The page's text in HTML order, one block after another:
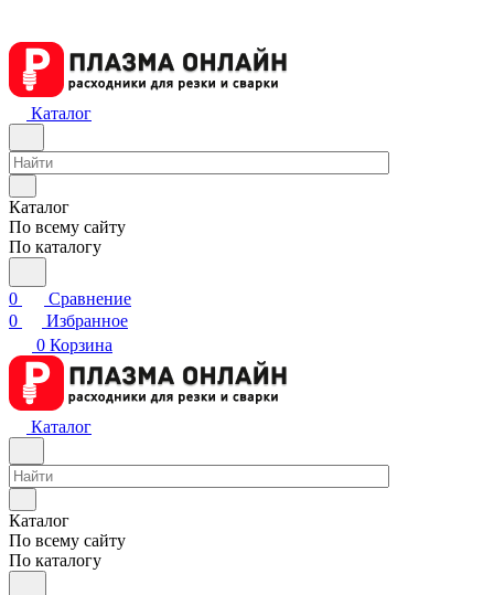
Каталог
Каталог
По всему сайту
По каталогу
0
Сравнение
0
Избранное
0 Корзина
Каталог
Каталог
По всему сайту
По каталогу